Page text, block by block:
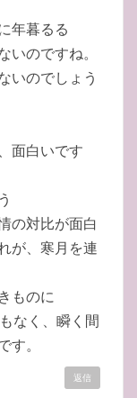
年暮るる
いのですね。
いのでしょう
面白いです
の対比が面白
が、寒月を連
ものに
なく、瞬く間
。
返信